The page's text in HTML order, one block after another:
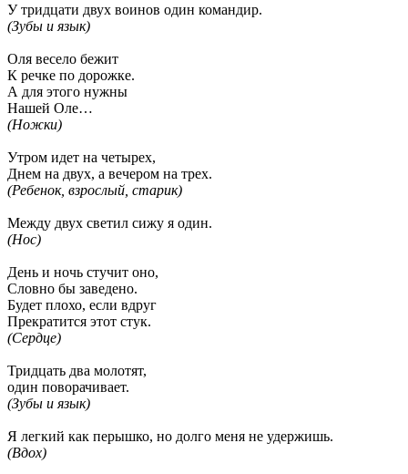
У тридцати двух воинов один командир.
(Зубы и язык)
Оля весело бежит
К речке по дорожке.
А для этого нужны
Нашей Оле…
(Ножки)
Утром идет на четырех,
Днем на двух, а вечером на трех.
(Ребенок, взрослый, старик)
Между двух светил сижу я один.
(Нос)
День и ночь стучит оно,
Словно бы заведено.
Будет плохо, если вдруг
Прекратится этот стук.
(Сердце)
Тридцать два молотят,
один поворачивает.
(Зубы и язык)
Я легкий как перышко, но долго меня не удержишь.
(Вдох)